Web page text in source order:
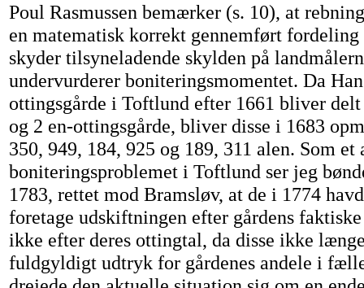
Poul Rasmussen bemærker (s. 10), at
en matematisk korrekt gennemført
skyder tilsyneladende skylden på
undervurderer boniteringsmomentet. Da
ottingsgårde i Toftlund efter 1661 bliver
og 2 en-ottingsgårde, bliver disse i 1683
350, 949, 184, 925 og 189, 311 alen. Som et
boniteringsproblemet i Toftlund ser jeg
1783, rettet mod Bramsløv, at de i 1774
foretage udskiftningen efter gårdens
ikke efter deres ottingtal, da disse ikke
fuldgyldigt udtryk for gårdenes andele i